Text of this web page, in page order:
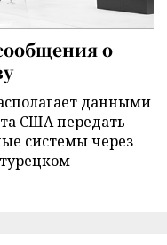
о
данными
США передать
системы через